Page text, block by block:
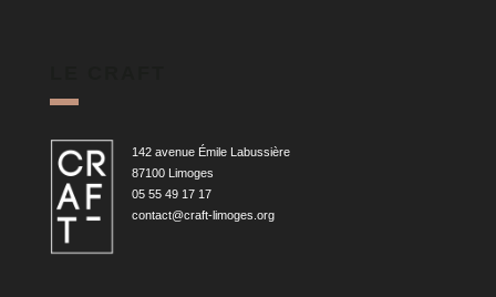
142 avenue Émile Labussière
87100 Limoges
05 55 49 17 17
contact@craft-limoges.org